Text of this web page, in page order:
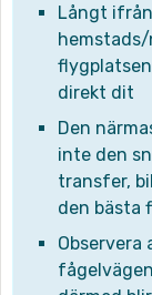
Långt
hemstads/
direkt dit
Den
inte den
transfer,
den bästa